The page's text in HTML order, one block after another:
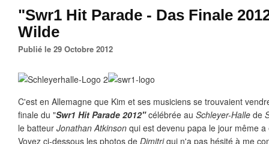
"Swr1 Hit Parade - Das Finale
Wilde
Publié le 29 Octobre 2012
C'est en Allemagne que Kim et ses musiciens se trouvaient
finale du "Swr1 Hit Parade 2012"célébrée au Schleyer-Halle de
le batteur Jonathan Atkinson qui est devenu papa le jour même
Voyez ci-dessous les photos de Dimitriqui n'a pas hésité à me